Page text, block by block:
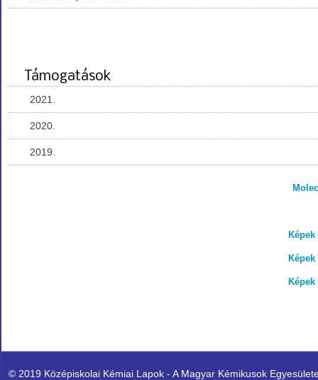
Támogatások
2021.
2020.
2019.
© 2019 Középiskolai Kémiai Lapok - A Magyar Kémikusok